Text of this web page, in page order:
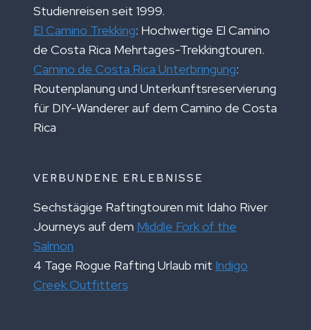
Studienreisen seit 1999.
El Camino Trekking: Hochwertige El Camino
de Costa Rica Mehrtages-Trekkingtouren.
Camino de Costa Rica Unterbringung:
Routenplanung und Unterkunftsreservierung
für DIY-Wanderer auf dem Camino de Costa
Rica
VERBUNDENE ERLEBNISSE
Sechstägige Raftingtouren mit Idaho River
Journeys auf dem Middle Fork of the
Salmon
4 Tage Rogue Rafting Urlaub mit Indigo
Creek Outfitters